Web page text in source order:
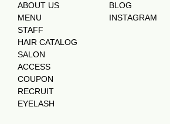
ABOUT US
MENU
STAFF
HAIR CATALOG
SALON
ACCESS
COUPON
RECRUIT
EYELASH
BLOG
INSTAGRAM